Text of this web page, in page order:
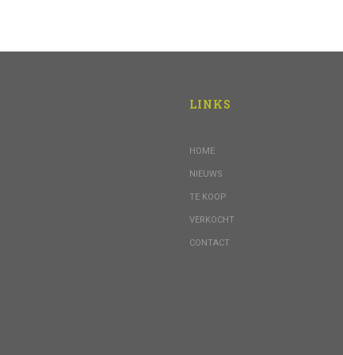
LINKS
HOME
NIEUWS
TE KOOP
VERKOCHT
CONTACT